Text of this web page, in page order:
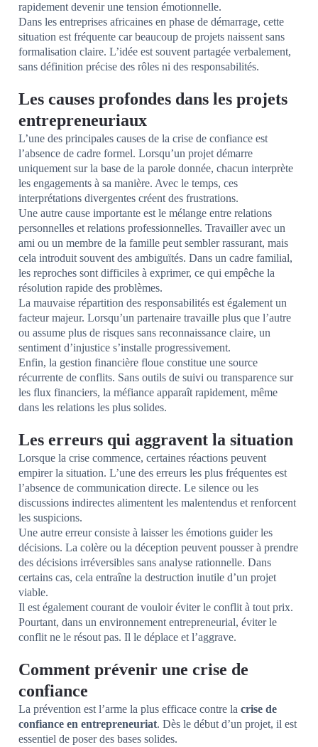
rapidement devenir une tension émotionnelle.
Dans les entreprises africaines en phase de démarrage, cette
situation est fréquente car beaucoup de projets naissent sans
formalisation claire. L’idée est souvent partagée verbalement,
sans définition précise des rôles ni des responsabilités.
Les causes profondes dans les projets
entrepreneuriaux
L’une des principales causes de la crise de confiance est
l’absence de cadre formel. Lorsqu’un projet démarre
uniquement sur la base de la parole donnée, chacun interprète
les engagements à sa manière. Avec le temps, ces
interprétations divergentes créent des frustrations.
Une autre cause importante est le mélange entre relations
personnelles et relations professionnelles. Travailler avec un
ami ou un membre de la famille peut sembler rassurant, mais
cela introduit souvent des ambiguïtés. Dans un cadre familial,
les reproches sont difficiles à exprimer, ce qui empêche la
résolution rapide des problèmes.
La mauvaise répartition des responsabilités est également un
facteur majeur. Lorsqu’un partenaire travaille plus que l’autre
ou assume plus de risques sans reconnaissance claire, un
sentiment d’injustice s’installe progressivement.
Enfin, la gestion financière floue constitue une source
récurrente de conflits. Sans outils de suivi ou transparence sur
les flux financiers, la méfiance apparaît rapidement, même
dans les relations les plus solides.
Les erreurs qui aggravent la situation
Lorsque la crise commence, certaines réactions peuvent
empirer la situation. L’une des erreurs les plus fréquentes est
l’absence de communication directe. Le silence ou les
discussions indirectes alimentent les malentendus et renforcent
les suspicions.
Une autre erreur consiste à laisser les émotions guider les
décisions. La colère ou la déception peuvent pousser à prendre
des décisions irréversibles sans analyse rationnelle. Dans
certains cas, cela entraîne la destruction inutile d’un projet
viable.
Il est également courant de vouloir éviter le conflit à tout prix.
Pourtant, dans un environnement entrepreneurial, éviter le
conflit ne le résout pas. Il le déplace et l’aggrave.
Comment prévenir une crise de
confiance
La prévention est l’arme la plus efficace contre la crise de
confiance en entrepreneuriat. Dès le début d’un projet, il est
essentiel de poser des bases solides.